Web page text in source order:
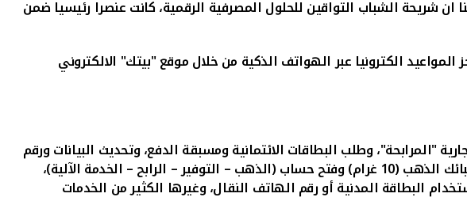
شريحة الشباب التواقين للحلول المصرفية الرقمية، كانت عنصرا رئيسيا ضمن
المواعيد الكترونيا عبر الهواتف الذكية من خلال موقع "بيتك" الالكتروني
"المرابحة"، وطلب البطاقات الائتمانية ومسبقة الدفع، وتحديث البيانات ورقم
طباعة دفتر الشيكات الفوري، واستلام سبائك الذهب (10 غرام) وفتح حساب (الذهب – التوفير – الرابح – الخدمة الآلية)،
البطاقة المدنية أو رقم الهاتف النقال، وغيرها الكثير من الخدمات